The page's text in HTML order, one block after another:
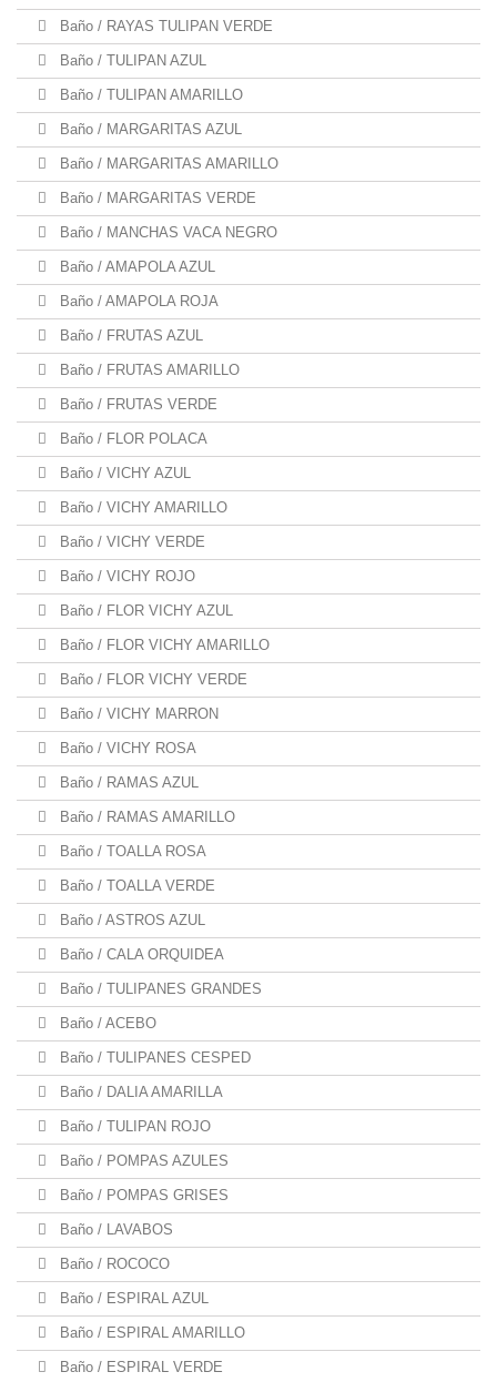
Baño / RAYAS TULIPAN VERDE
Baño / TULIPAN AZUL
Baño / TULIPAN AMARILLO
Baño / MARGARITAS AZUL
Baño / MARGARITAS AMARILLO
Baño / MARGARITAS VERDE
Baño / MANCHAS VACA NEGRO
Baño / AMAPOLA AZUL
Baño / AMAPOLA ROJA
Baño / FRUTAS AZUL
Baño / FRUTAS AMARILLO
Baño / FRUTAS VERDE
Baño / FLOR POLACA
Baño / VICHY AZUL
Baño / VICHY AMARILLO
Baño / VICHY VERDE
Baño / VICHY ROJO
Baño / FLOR VICHY AZUL
Baño / FLOR VICHY AMARILLO
Baño / FLOR VICHY VERDE
Baño / VICHY MARRON
Baño / VICHY ROSA
Baño / RAMAS AZUL
Baño / RAMAS AMARILLO
Baño / TOALLA ROSA
Baño / TOALLA VERDE
Baño / ASTROS AZUL
Baño / CALA ORQUIDEA
Baño / TULIPANES GRANDES
Baño / ACEBO
Baño / TULIPANES CESPED
Baño / DALIA AMARILLA
Baño / TULIPAN ROJO
Baño / POMPAS AZULES
Baño / POMPAS GRISES
Baño / LAVABOS
Baño / ROCOCO
Baño / ESPIRAL AZUL
Baño / ESPIRAL AMARILLO
Baño / ESPIRAL VERDE